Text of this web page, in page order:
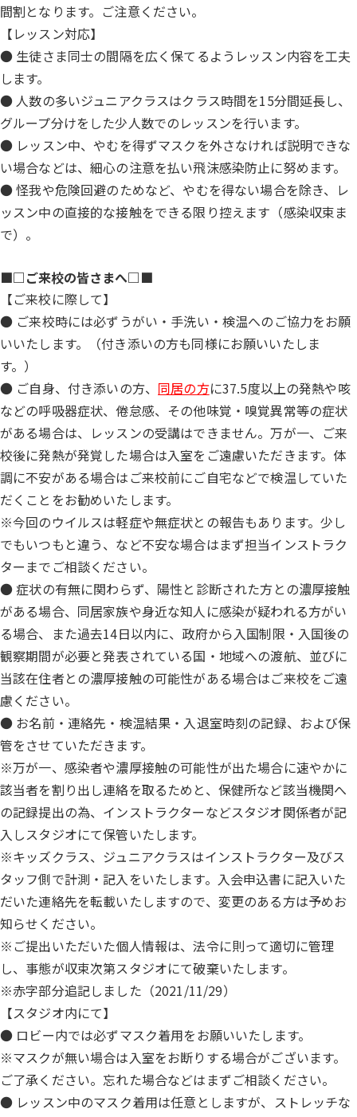
間割となります。ご注意ください。
【レッスン対応】
● 生徒さま同士の間隔を広く保てるようレッスン内容を工夫
します。
● 人数の多いジュニアクラスはクラス時間を15分間延長し、
グループ分けをした少人数でのレッスンを行います。
● レッスン中、やむを得ずマスクを外さなければ説明できな
い場合などは、細心の注意を払い飛沫感染防止に努めます。
● 怪我や危険回避のためなど、やむを得ない場合を除き、レ
ッスン中の直接的な接触をできる限り控えます（感染収束ま
で）。
■□ご来校の皆さまへ□■
【ご来校に際して】
● ご来校時には必ずうがい・手洗い・検温へのご協力をお願
いいたします。（付き添いの方も同様にお願いいたしま
す。）
● ご自身、付き添いの方、 同居の方に37.5度以上の発熱や咳
などの呼吸器症状、倦怠感、その他味覚・嗅覚異常等の症状
がある場合は、レッスンの受講はできません。万が一、ご来
校後に発熱が発覚した場合は入室をご遠慮いただきます。体
調に不安がある場合はご来校前にご自宅などで検温していた
だくことをお勧めいたします。
※今回のウイルスは軽症や無症状との報告もあります。少し
でもいつもと違う、など不安な場合はまず担当インストラク
ターまでご相談ください。
● 症状の有無に関わらず、陽性と診断された方との濃厚接触
がある場合、同居家族や身近な知人に感染が疑われる方がい
る場合、また過去14日以内に、政府から入国制限・入国後の
観察期間が必要と発表されている国・地域への渡航、並びに
当該在住者との濃厚接触の可能性がある場合はご来校をご遠
慮ください。
● お名前・連絡先・検温結果・入退室時刻の記録、および保
管をさせていただきます。
※万が一、感染者や濃厚接触の可能性が出た場合に速やかに
該当者を割り出し連絡を取るためと、保健所など該当機関へ
の記録提出の為、インストラクターなどスタジオ関係者が記
入しスタジオにて保管いたします。
※キッズクラス、ジュニアクラスはインストラクター及びス
タッフ側で計測・記入をいたします。入会申込書に記入いた
だいた連絡先を転載いたしますので、変更のある方は予めお
知らせください。
※ご提出いただいた個人情報は、法令に則って適切に管理
し、事態が収束次第スタジオにて破棄いたします。
※赤字部分追記しました（2021/11/29）
【スタジオ内にて】
● ロビー内では必ずマスク着用をお願いいたします。
※マスクが無い場合は入室をお断りする場合がございます。
ご了承ください。忘れた場合などはまずご相談ください。
● レッスン中のマスク着用は任意としますが、ストレッチな